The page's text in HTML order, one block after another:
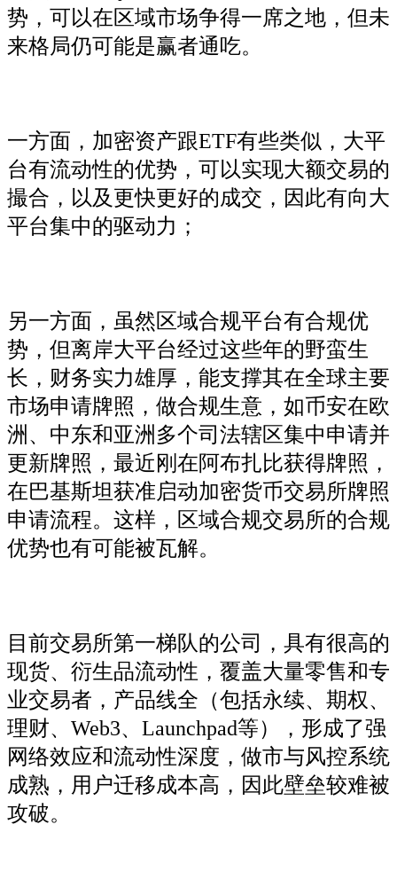
势，可以在区域市场争得一席之地，但未
来格局仍可能是赢者通吃。
一方面，加密资产跟ETF有些类似，大平
台有流动性的优势，可以实现大额交易的
撮合，以及更快更好的成交，因此有向大
平台集中的驱动力；
另一方面，虽然区域合规平台有合规优
势，但离岸大平台经过这些年的野蛮生
长，财务实力雄厚，能支撑其在全球主要
市场申请牌照，做合规生意，如币安在欧
洲、中东和亚洲多个司法辖区集中申请并
更新牌照，最近刚在阿布扎比获得牌照，
在巴基斯坦获准启动加密货币交易所牌照
申请流程。这样，区域合规交易所的合规
优势也有可能被瓦解。
目前交易所第一梯队的公司，具有很高的
现货、衍生品流动性，覆盖大量零售和专
业交易者，产品线全（包括永续、期权、
理财、Web3、Launchpad等），形成了强
网络效应和流动性深度，做市与风控系统
成熟，用户迁移成本高，因此壁垒较难被
攻破。